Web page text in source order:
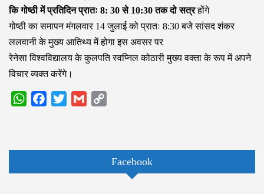
कि गोष्ठी में प्रतिदिन प्रातः 8: 30 से 10:30 तक दो सत्रहोंगे
गोष्ठी का समापन मंगलवार 14 जुलाई को प्रातः 8:30 बजे सांसद शंकर
ललवानी के मुख्य आतिथ्य में होगा इस अवसर पर
रेनेसा विश्वविद्यालय के कुलपति स्वप्निल कोठारी मुख्य वक्ता के रूप में अपने
विचार व्यक्त करेंगे।
WhatsAppFacebook
Twitter Gmail
Facebook